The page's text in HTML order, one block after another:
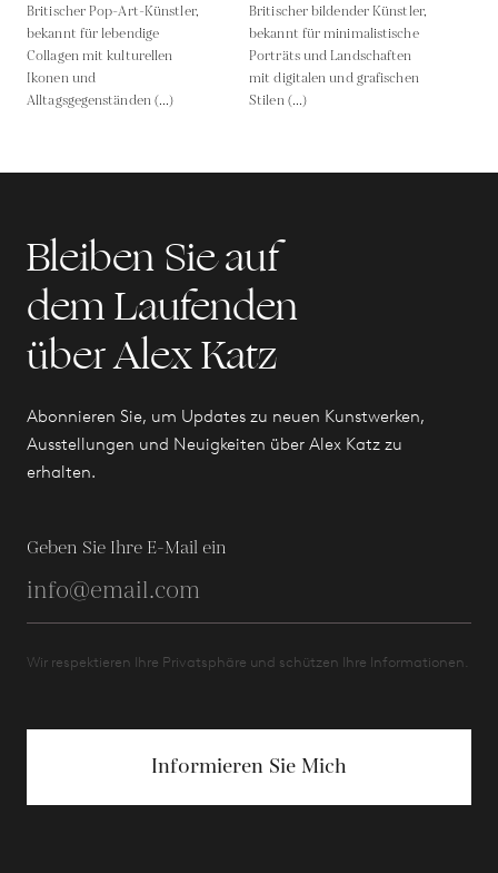
Britischer Pop-Art-Künstler,
bekannt für lebendige
Collagen mit kulturellen
Ikonen und
Alltagsgegenständen (...)
Britischer bildender Künstler,
bekannt für minimalistische
Porträts und Landschaften
mit digitalen und grafischen
Stilen (...)
Bleiben Sie auf
dem Laufenden
über Alex Katz
Abonnieren Sie, um Updates zu neuen Kunstwerken,
Ausstellungen und Neuigkeiten über Alex Katz zu
erhalten.
Geben Sie Ihre E-Mail ein
Wir respektieren Ihre Privatsphäre und schützen Ihre Informationen.
Informieren Sie Mich